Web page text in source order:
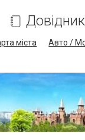
Довідник
міста Авто /